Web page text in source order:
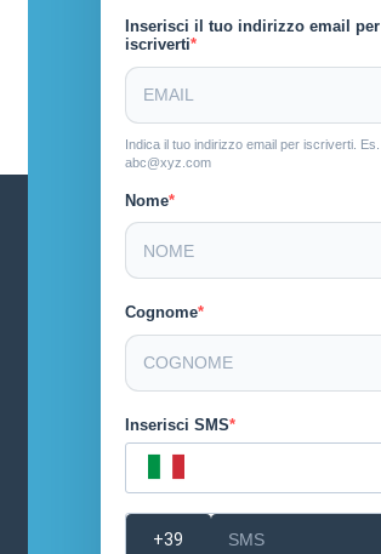
Inserisci il tuo indirizzo email per
iscriverti
Indica il tuo indirizzo email per iscriverti. Es.
abc@xyz.com
Nome
Cognome
Inserisci SMS